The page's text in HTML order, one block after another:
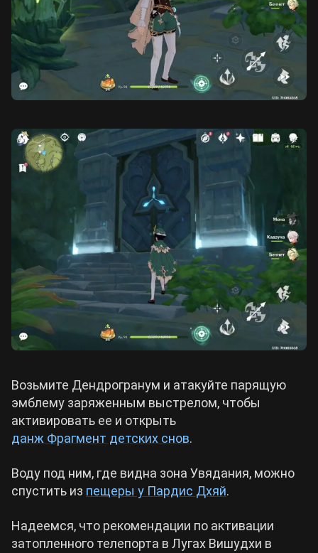
Возьмите Дендрогранум и атакуйте парящую
эмблему заряженным выстрелом, чтобы
активировать ее и открыть
данж Фрагмент детских снов.
Воду под ним, где видна зона Увядания, можно
спустить из пещеры у Пардис Дхяй.
Надеемся, что рекомендации по активации
затопленного телепорта в Лугах Вишудхи в